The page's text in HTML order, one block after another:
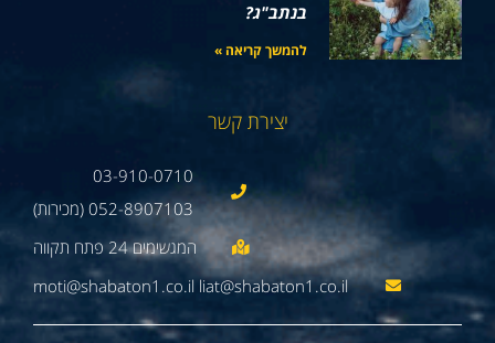
בנתב"ג?
להמשך קריאה »
יצירת קשר
03-910-0710
052-8907103 (מכירות)
moti@shabaton1.co.il liat@shabaton1.co.il